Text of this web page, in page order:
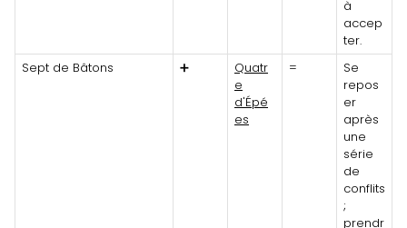
à
accep
ter.
Sept de Bâtons
➕
Quatr
e
d'Épé
es
=
Se
repos
er
après
une
série
de
conflits
;
prendr